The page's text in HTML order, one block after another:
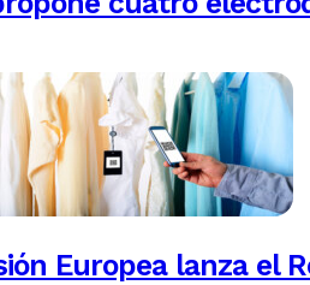
Europea lanza el